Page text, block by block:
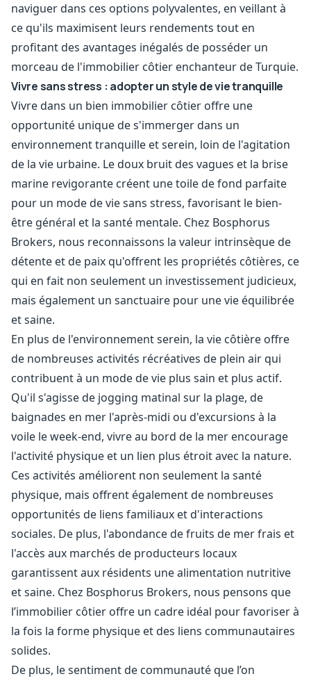
naviguer dans ces options polyvalentes, en veillant à
ce qu'ils maximisent leurs rendements tout en
profitant des avantages inégalés de posséder un
morceau de l'immobilier côtier enchanteur de Turquie.
Vivre sans stress : adopter un style de vie tranquille
Vivre dans un bien immobilier côtier offre une
opportunité unique de s'immerger dans un
environnement tranquille et serein, loin de l'agitation
de la vie urbaine. Le doux bruit des vagues et la brise
marine revigorante créent une toile de fond parfaite
pour un mode de vie sans stress, favorisant le bien-
être général et la santé mentale. Chez Bosphorus
Brokers, nous reconnaissons la valeur intrinsèque de
détente et de paix qu'offrent les propriétés côtières, ce
qui en fait non seulement un investissement judicieux,
mais également un sanctuaire pour une vie équilibrée
et saine.
En plus de l'environnement serein, la vie côtière offre
de nombreuses activités récréatives de plein air qui
contribuent à un mode de vie plus sain et plus actif.
Qu'il s'agisse de jogging matinal sur la plage, de
baignades en mer l'après-midi ou d'excursions à la
voile le week-end, vivre au bord de la mer encourage
l'activité physique et un lien plus étroit avec la nature.
Ces activités améliorent non seulement la santé
physique, mais offrent également de nombreuses
opportunités de liens familiaux et d'interactions
sociales. De plus, l'abondance de fruits de mer frais et
l'accès aux marchés de producteurs locaux
garantissent aux résidents une alimentation nutritive
et saine. Chez Bosphorus Brokers, nous pensons que
l’immobilier côtier offre un cadre idéal pour favoriser à
la fois la forme physique et des liens communautaires
solides.
De plus, le sentiment de communauté que l’on